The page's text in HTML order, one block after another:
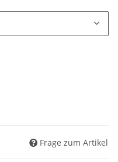
Frage zum Artikel